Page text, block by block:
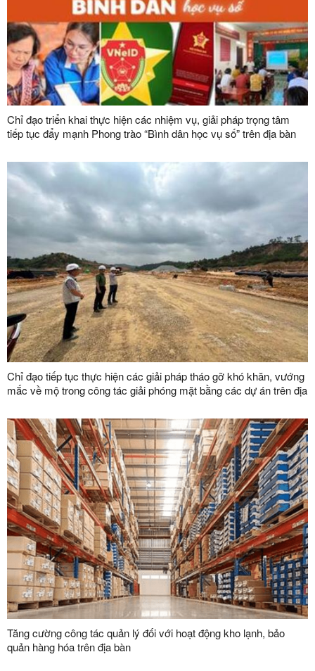
Chỉ đạo triển khai thực hiện các nhiệm vụ, giải pháp trọng tâm
tiếp tục đẩy mạnh Phong trào “Bình dân học vụ số” trên địa bàn
Chỉ đạo tiếp tục thực hiện các giải pháp tháo gỡ khó khăn, vướng
mắc về mộ trong công tác giải phóng mặt bằng các dự án trên địa
Tăng cường công tác quản lý đối với hoạt động kho lạnh, bảo
quản hàng hóa trên địa bàn